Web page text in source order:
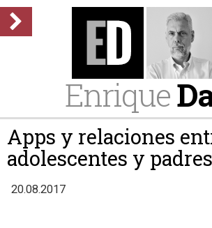
Enrique
Apps y relaciones
adolescentes y padres
20.08.2017